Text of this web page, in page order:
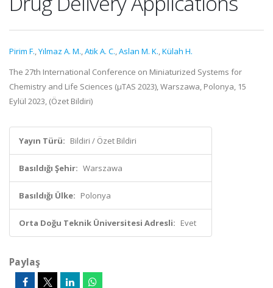
Pirim F.,Yılmaz A. M.,Atik A. C.,Aslan M. K.,Külah H.
The 27th International Conference on Miniaturized Systems for
Chemistry and Life Sciences (µTAS 2023), Warszawa, Polonya, 15
Eylül 2023, (Özet Bildiri)
Yayın Türü: Bildiri / Özet Bildiri
Basıldığı Şehir: Warszawa
Basıldığı Ülke: Polonya
Orta Doğu Teknik Üniversitesi Adresli: Evet
Paylaş